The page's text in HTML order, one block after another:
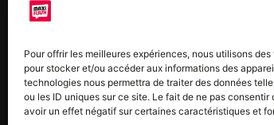
Pour offrir les meilleures expériences, nous utilisons
pour stocker et/ou accéder aux informations des
technologies nous permettra de traiter des données
ou les ID uniques sur ce site. Le fait de ne pas
avoir un effet négatif sur certaines caractéristiques et